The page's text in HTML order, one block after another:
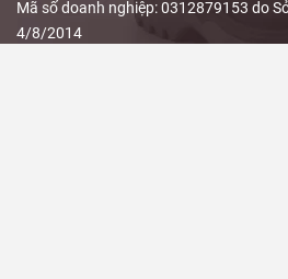
Mã số doanh nghiệp: 0312879153 do
4/8/2014